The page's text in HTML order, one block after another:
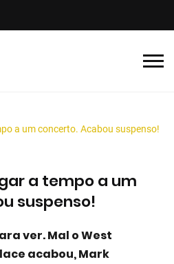
a um concerto. Acabou suspenso!
a tempo a um
suspenso!
ver. Mal o West
acabou, Mark